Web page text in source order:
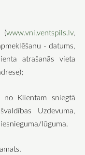
(www.vni.ventspils.lv,
- datums,
atrašanās vieta
Klientam sniegtā
Uzdevuma,
lūguma.